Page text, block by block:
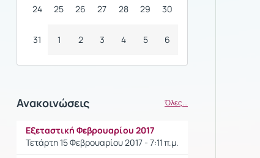
24 25 26 27 28 29 30
31 1 2 3 4 5 6
Ανακοινώσεις Όλες...
Εξεταστική Φεβρουαρίου 2017
Τετάρτη 15 Φεβρουαρίου 2017 - 7:11 π.μ.